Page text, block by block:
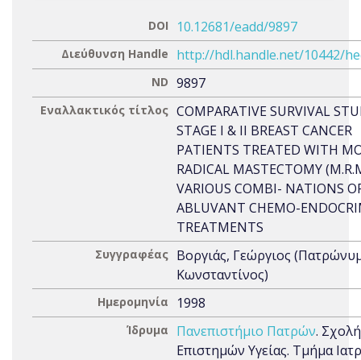
DOI 10.12681/eadd/9897
Διεύθυνση Handle http://hdl.handle.net/10442/
ND 9897
Εναλλακτικός τίτλος COMPARATIVE SURVIVAL
STAGE I & II BREAST CANCER
PATIENTS TREATED WITH
RADICAL MASTECTOMY
VARIOUS COMBI- NATIONS
ABLUVANT CHEMO-
TREATMENTS
Συγγραφέας Βοργιάς, Γεώργιος
Κωνσταντίνος)
Ημερομηνία 1998
Ίδρυμα Πανεπιστήμιο Πατρών. Σχολή
Επιστημών Υγείας. Τμήμα